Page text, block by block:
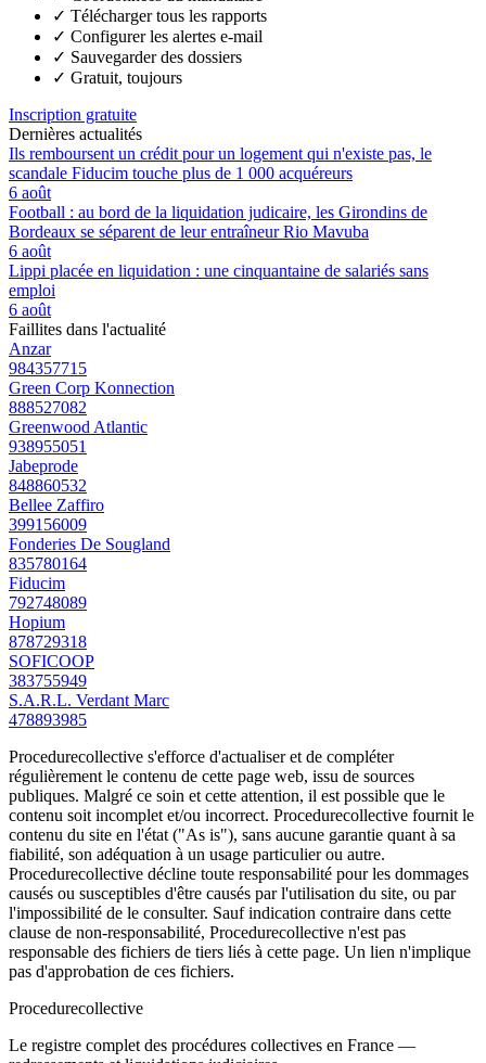
✓ Télécharger tous les rapports
✓ Configurer les alertes e-mail
✓ Sauvegarder des dossiers
✓ Gratuit, toujours
Inscription gratuite
Dernières actualités
Ils remboursent un crédit pour un logement qui n'existe pas, le
scandale Fiducim touche plus de 1 000 acquéreurs
6 août
Football : au bord de la liquidation judicaire, les Girondins de
Bordeaux se séparent de leur entraîneur Rio Mavuba
6 août
Lippi placée en liquidation : une cinquantaine de salariés sans
emploi
6 août
Faillites dans l'actualité
Anzar
984357715
Green Corp Konnection
888527082
Greenwood Atlantic
938955051
Jabeprode
848860532
Bellee Zaffiro
399156009
Fonderies De Sougland
835780164
Fiducim
792748089
Hopium
878729318
SOFICOOP
383755949
S.A.R.L. Verdant Marc
478893985
Procedurecollective s'efforce d'actualiser et de compléter
régulièrement le contenu de cette page web, issu de sources
publiques. Malgré ce soin et cette attention, il est possible que le
contenu soit incomplet et/ou incorrect. Procedurecollective fournit le
contenu du site en l'état ("As is"), sans aucune garantie quant à sa
fiabilité, son adéquation à un usage particulier ou autre.
Procedurecollective décline toute responsabilité pour les dommages
causés ou susceptibles d'être causés par l'utilisation du site, ou par
l'impossibilité de le consulter. Sauf indication contraire dans cette
clause de non-responsabilité, Procedurecollective n'est pas
responsable des fichiers de tiers liés à cette page. Un lien n'implique
pas d'approbation de ces fichiers.
Procedurecollective
Le registre complet des procédures collectives en France —